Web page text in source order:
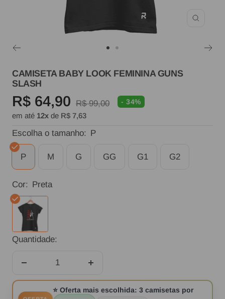
ao
1
ao
2
CAMISETA BABY LOOK FEMININA GUNS
SLASH
Preço
promocional
R$ 64,90 Preço
normal
R$ 99,00 - 34%
em até 12x de R$ 7,63
Escolha o tamanho: P
P M G GG G1 G2
Cor:
Preta
Preta
Quantidade:
quantidade
quantidade
⭐ Oferta mais escolhida: 3 camisetas por